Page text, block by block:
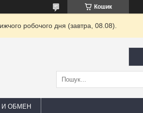
Кошик
робочого дня (завтра, 08.08).
И ОБМЕН